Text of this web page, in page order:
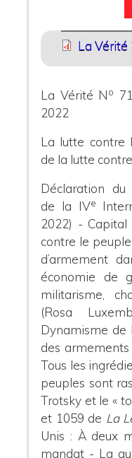
La Vérité
La Vérité No
2022
La lutte contre
de la lutte
Déclaration du
de la IVe
2022) -
contre le
d’armement
économie de
militarisme,
(Rosa
Dynamisme de
des
Tous les
peuples sont
Trotsky et le «
et 1059 de La
Unis : À deux
mandat - La